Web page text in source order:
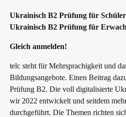
Ukrainisch B2 Prüfung für
Ukrainisch B2 Prüfung für
Gleich anmelden!
telc steht für Mehrsprachigkeit und
Bildungsangebote. Einen Beitrag
Prüfung B2. Die voll digitalisierte
wir 2022 entwickelt und seitdem
durchgeführt. Die Themen richten